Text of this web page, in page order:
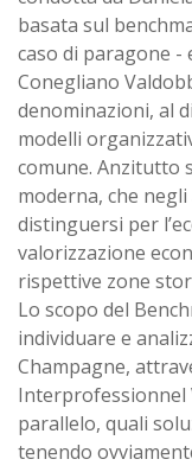
basata sul
caso di paragone -
Conegliano
denominazioni, al
modelli
comune. Anzitutto
moderna, che
distinguersi per
valorizzazione
rispettive zone
Lo scopo del
individuare e
Champagne,
Interprofessionnel
parallelo, quali
tenendo